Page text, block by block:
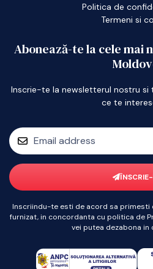
Politica de
Termeni si
Abonează-te la cele mai
Inscrie-te la newsletterul nostru
ce te
Inscriindu-te esti de acord sa
furnizat, in concordanta cu politica de
vei putea dezabona in